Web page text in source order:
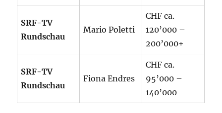
SRF-TV
Rundschau
Mario Poletti
CHF ca.
120’000 –
200’000+
SRF-TV
Rundschau
Fiona Endres
CHF ca.
95’000 –
140’000